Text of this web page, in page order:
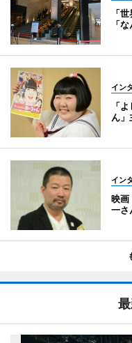
「
「
イン
「
ん」
イン
映画
一さ